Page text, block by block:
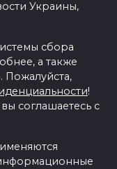
Украины,
сбора
а также
Пожалуйста,
!
соглашаетесь с